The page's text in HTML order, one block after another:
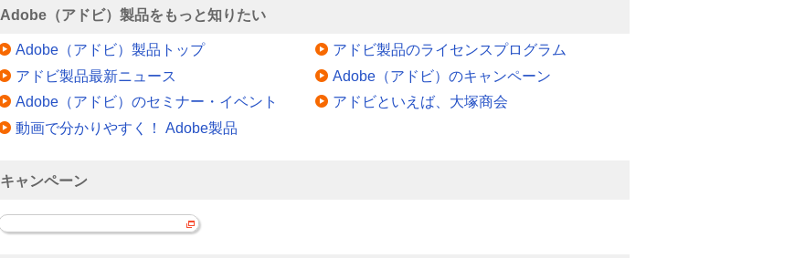
Adobe（アドビ）製品をもっと知りたい
Adobe（アドビ）製品トップ
アドビ製品最新ニュース
Adobe（アドビ）のセミナー・イベント
動画で分かりやすく！ Adobe製品
アドビ製品のライセンスプログラム
Adobe（アドビ）のキャンペーン
アドビといえば、大塚商会
キャンペーン